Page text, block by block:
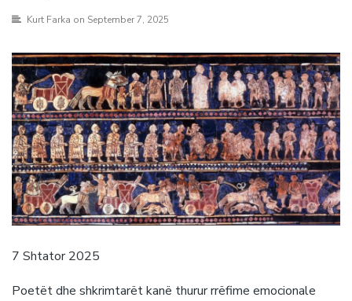
Kurt Farka on September 7, 2025
7 Shtator 2025
Poetët dhe shkrimtarët kanë thurur rrëfime emocionale